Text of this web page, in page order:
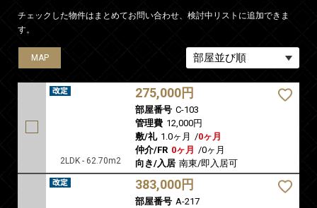
チェックした物件はまとめてお問い合わせ、検討中リストに追加できま
す。
MAP
2LDK - 62.70m2
275,000円
部屋番号 C-103
管理費 12,000円
敷/礼 1.0ヶ月 /0ヶ月
仲介/FR 0ヶ月 /0ヶ月
向き/入居 南東/即入居可
MAP
383,000円
部屋番号 A-217
MAP
MAP
MAP
MAP
MAP
MAP
MAP
MAP
MAP
MAP
MAP
MAP
MAP
MAP
MAP
MAP
MAP
MAP
MAP
MAP
MAP
MAP
MAP
MAP
MAP
MAP
MAP
MAP
MAP
MAP
MAP